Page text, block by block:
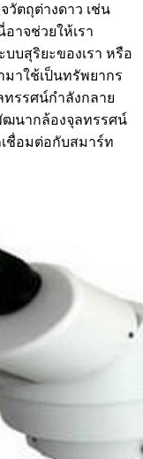
วัตถุต่างดาว เช่น
าจช่วยให้เรา
บสุริยะของเรา หรือ
าใช้เป็นทรัพยากร
รรศน์กำลังกลาย
ฒนากล้องจุลทรรศน์
ชื่อมต่อกับสมาร์ท